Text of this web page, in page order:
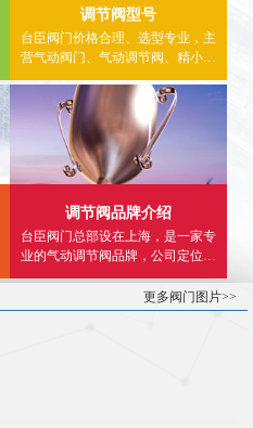
调节阀型号
台臣阀门价格合理、选型专业，主
营气动阀门、气动调节阀、精小型
气动调节阀、气动薄膜调节阀,气
动单座调节阀、气动三通调节阀、
气动流量调节阀等...
调节阀品牌介绍
台臣阀门总部设在上海，是一家专
业的气动调节阀品牌，公司定位于
高端，致力于为用户提供高品质智
能调节阀，帮助广大用户解决流体
控制难题。
更多阀门图片>>